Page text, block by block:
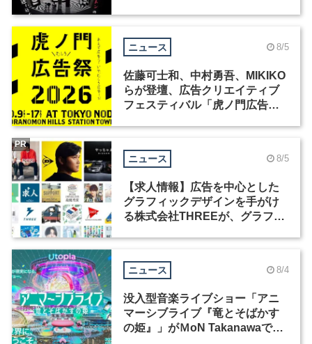
ニュース 8/5
佐藤可士和、中村勇吾、MIKIKO
らが登壇、広告クリエイティブ
フェスティバル「虎ノ門広告
ニュース 8/5
【求人情報】広告を中心とした
グラフィックデザインを手がけ
る株式会社THREEが、グラフィ
PR
ニュース 8/4
没入型音楽ライブショー「アニ
マーシブライブ『竜とそばかす
の姫』」がＭoN Takanawaで開